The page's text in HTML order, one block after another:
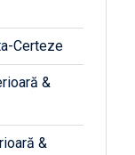
Certeze
&
&